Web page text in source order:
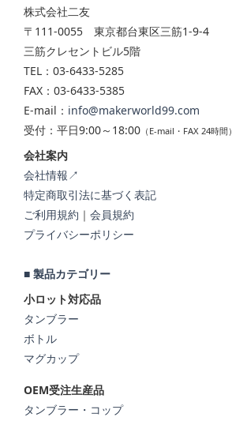
株式会社二友
〒111-0055 東京都台東区三筋1-9-4
三筋クレセントビル5階
TEL：03-6433-5285
FAX：03-6433-5385
E-mail： info@makerworld99.com
受付：平日9:00～18:00 （E-mail・FAX 24時間）
会社案内
会社情報↗
特定商取引法に基づく表記
ご利用規約 ｜ 会員規約
プライバシーポリシー
■ 製品カテゴリー
小ロット対応品
タンブラー
ボトル
マグカップ
OEM受注生産品
タンブラー・コップ